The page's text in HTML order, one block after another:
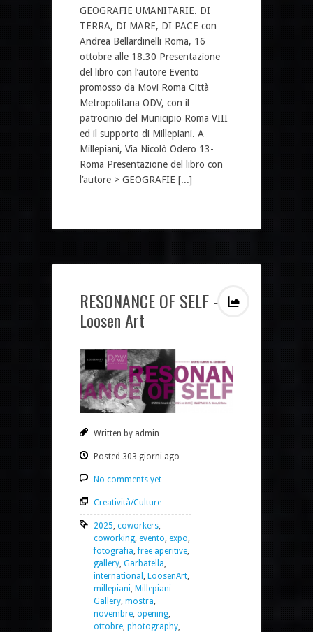
GEOGRAFIE UMANITARIE. DI
TERRA, DI MARE, DI PACE con
Andrea Bellardinelli Roma, 16
ottobre alle 18.30 Presentazione
del libro con l’autore Evento
promosso da Movi Roma Città
Metropolitana ODV, con il
patrocinio del Municipio Roma VIII
ed il supporto di Millepiani. A
Millepiani, Via Nicolò Odero 13-
Roma Presentazione del libro con
l’autore > GEOGRAFIE [...]
RESONANCE OF SELF –
Loosen Art
Written by admin
Posted 303 giorni ago
No comments yet
Creatività/Culture
2025 coworkers
coworking evento expo
fotografia ,free aperitive
gallery Garbatella
international
LoosenArt
millepiani Millepiani
Gallery mostra
novembre opening
ottobre photography